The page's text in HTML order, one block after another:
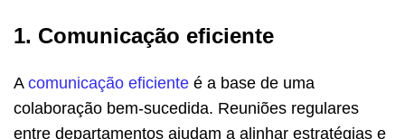
1. Comunicação eficiente
A comunicação eficiente é a base de uma
colaboração bem-sucedida. Reuniões regulares
entre departamentos ajudam a alinhar estratégias e